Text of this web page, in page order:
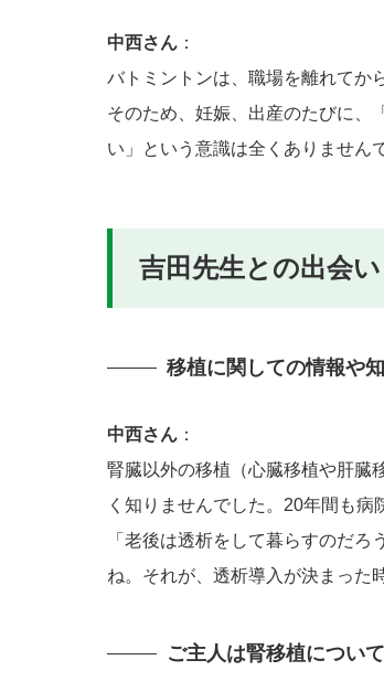
中西さん ：
バトミントンは、職場を離れてか
そのため、妊娠、出産のたびに、
い」という意識は全くありません
吉田先生との出会い
移植に関しての情報や
中西さん ：
腎臓以外の移植（心臓移植や肝臓
く知りませんでした。20年間も病
「老後は透析をして暮らすのだ
ね。それが、透析導入が決まった
ご主人は腎移植につい